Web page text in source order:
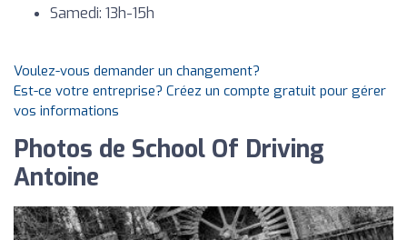
Samedi: 13h-15h
Voulez-vous demander un changement?
Est-ce votre entreprise? Créez un compte gratuit pour gérer
vos informations
Photos de School Of Driving
Antoine